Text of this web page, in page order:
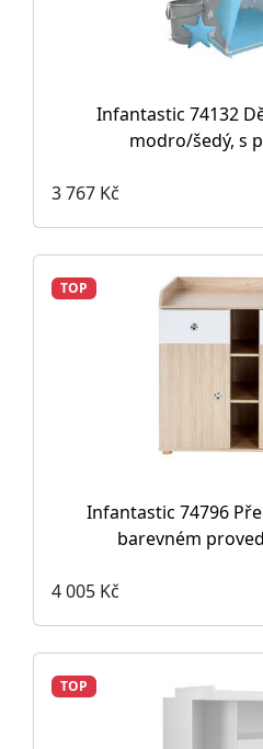
Infantastic 74132
modro/šedý, s
3 767 Kč
TOP
Infantastic 74796
barevném
4 005 Kč
TOP